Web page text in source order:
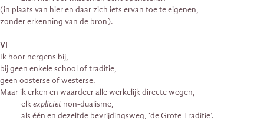
(in plaats van hier en daar zich iets ervan toe te eigenen,
zonder erkenning van de bron).
VI
Ik hoor nergens bij,
bij geen enkele school of traditie,
geen oosterse of westerse.
Maar ik erken en waardeer alle werkelijk directe wegen,
elkexpliciet non-dualisme,
als één en dezelfde bevrijdingsweg, ‘de Grote Traditie’.